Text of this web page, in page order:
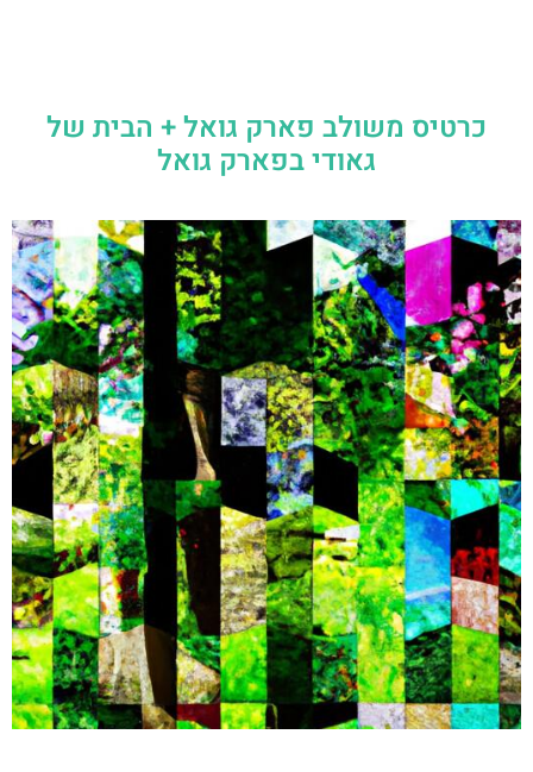
כרטיס משולב פארק גואל + הבית של
גאודי בפארק גואל